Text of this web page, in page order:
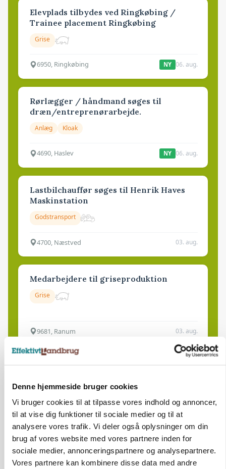
Denne hjemmeside bruger cookies
Vi bruger cookies til at tilpasse vores indhold og annoncer,
til at vise dig funktioner til sociale medier og til at
analysere vores trafik. Vi deler også oplysninger om din
brug af vores website med vores partnere inden for
sociale medier, annonceringspartnere og analysepartnere.
Vores partnere kan kombinere disse data med andre
Elevplads tilbydes ved Ringkøbing /
Trainee placement Ringkøbing
Grise
6950, Ringkøbing NY 06. aug.
Rørlægger / håndmand søges til
dræn/entreprenørarbejde.
Anlæg Kloak
4690, Haslev NY 06. aug.
Lastbilchauffør søges til Henrik Haves
Maskinstation
Godstransport
4700, Næstved 03. aug.
Medarbejdere til griseproduktion
Grise
9681, Ranum 03. aug.
Kalvepasser til ejendom i udvikling søges
Kalve
6392, Bolderslev
Leder til klimastald